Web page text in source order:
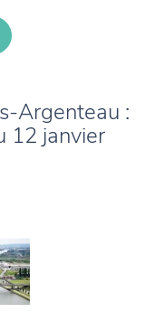
Argenteau :
12 janvier